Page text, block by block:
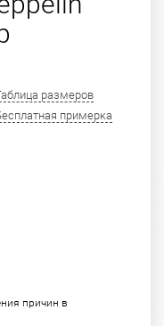
размеров
примерка
причин в